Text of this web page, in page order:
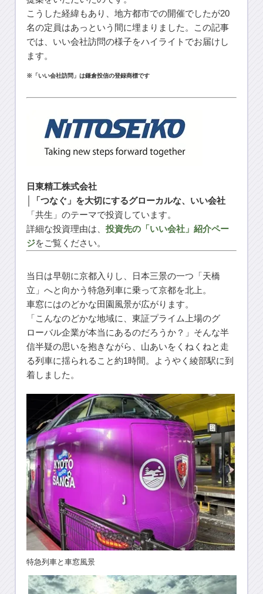
こうした経緯もあり、地方都市での開催でしたが20
名の定員はあっという間に埋まりました。この記事
では、いい会社訪問の様子をハイライトでお届けし
ます。
※「いい会社訪問」は鎌倉投信の登録商標です
日東精工株式会社
│「つなぐ」を大切にするグローカルな、いい会社
「共生」のテーマで投資しています。
詳細な投資理由は、 投資先の「いい会社」紹介ペー
ジをご覧ください。
当日は早朝に京都入りし、日本三景の一つ「天橋
立」へと向かう特急列車に乗って京都を北上。
車窓にはのどかな田園風景が広がります。
「こんなのどかな地域に、東証プライム上場のグ
ローバル企業が本当にあるのだろうか？」そんな半
信半疑の思いを抱きながら、山あいをくねくねと走
る列車に揺られること約1時間。ようやく綾部駅に到
着しました。
特急列車と車窓風景